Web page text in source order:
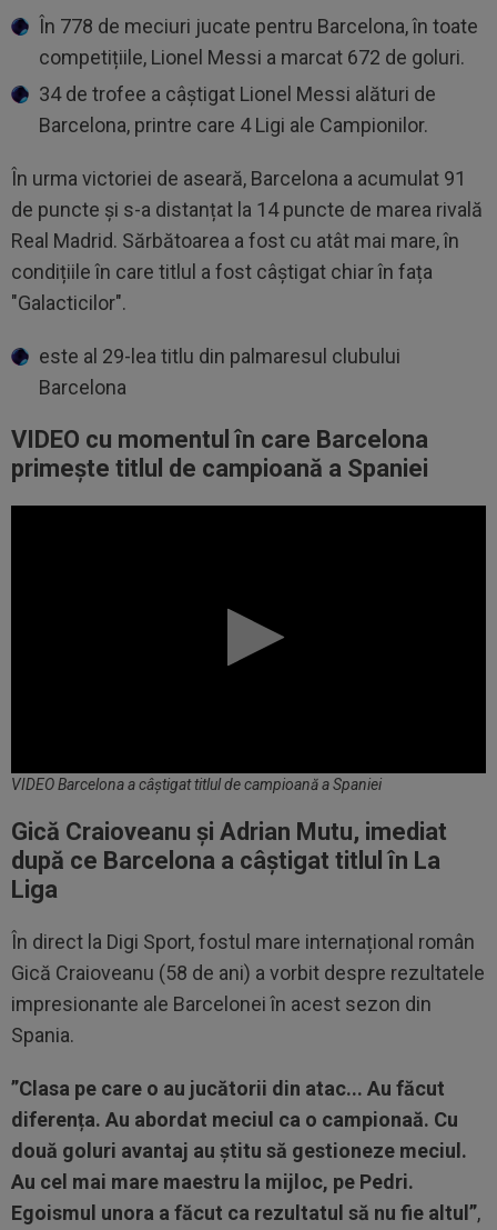
În 778 de meciuri jucate pentru Barcelona, în toate
competițiile, Lionel Messi a marcat 672 de goluri.
34 de trofee a câștigat Lionel Messi alături de
Barcelona, printre care 4 Ligi ale Campionilor.
În urma victoriei de aseară, Barcelona a acumulat 91
de puncte și s-a distanțat la 14 puncte de marea rivală
Real Madrid. Sărbătoarea a fost cu atât mai mare, în
condițiile în care titlul a fost câștigat chiar în fața
"Galacticilor".
este al 29-lea titlu din palmaresul clubului
Barcelona
VIDEO cu momentul în care Barcelona
primește titlul de campioană a Spaniei
VIDEO Barcelona a câștigat titlul de campioană a Spaniei
Gică Craioveanu și Adrian Mutu, imediat
după ce Barcelona a câștigat titlul în La
Liga
În direct la Digi Sport, fostul mare internațional român
Gică Craioveanu (58 de ani) a vorbit despre rezultatele
impresionante ale Barcelonei în acest sezon din
Spania.
”Clasa pe care o au jucătorii din atac... Au făcut
diferența. Au abordat meciul ca o campionaă. Cu
două goluri avantaj au știtu să gestioneze meciul.
Au cel mai mare maestru la mijloc, pe Pedri.
Egoismul unora a făcut ca rezultatul să nu fie altul”,